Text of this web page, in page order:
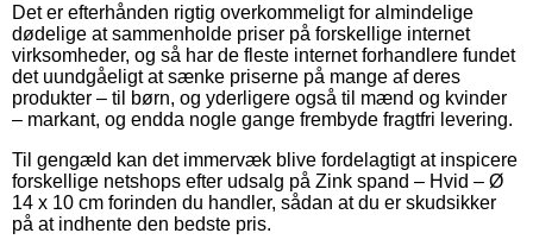
Det er efterhånden rigtig overkommeligt for almindelige
dødelige at sammenholde priser på forskellige internet
virksomheder, og så har de fleste internet forhandlere fundet
det uundgåeligt at sænke priserne på mange af deres
produkter – til børn, og yderligere også til mænd og kvinder
– markant, og endda nogle gange frembyde fragtfri levering.
Til gengæld kan det immervæk blive fordelagtigt at inspicere
forskellige netshops efter udsalg på Zink spand – Hvid – Ø
14 x 10 cm forinden du handler, sådan at du er skudsikker
på at indhente den bedste pris.